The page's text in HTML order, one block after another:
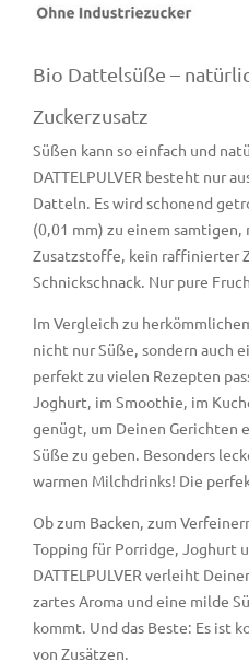
Bio Dattelsüße –
Zuckerzusatz
Süßen kann so einfach und
DATTELPULVER besteht nur
Datteln. Es wird schonend
(0,01 mm) zu einem
Zusatzstoffe, kein raffinierter
Schnickschnack. Nur pure
Im Vergleich zu
nicht nur Süße, sondern auch
perfekt zu vielen Rezepten
Joghurt, im Smoothie, im
genügt, um Deinen Gerichten
Süße zu geben. Besonders
warmen Milchdrinks! Die
Ob zum Backen, zum
Topping für Porridge, Joghurt
DATTELPULVER verleiht
zartes Aroma und eine milde
kommt. Und das Beste: Es ist
von Zusätzen.